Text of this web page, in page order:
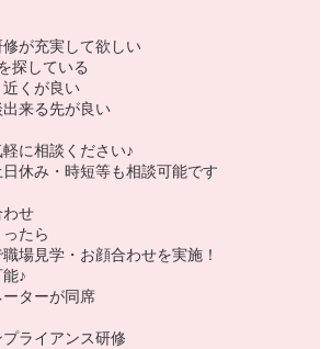
修が充実して欲しい
探している
近くが良い
出来る先が良い
に相談ください♪
休み・時短等も相談可能です
せ
たら
場見学・お顔合わせを実施！
♪
ターが同席
ライアンス研修